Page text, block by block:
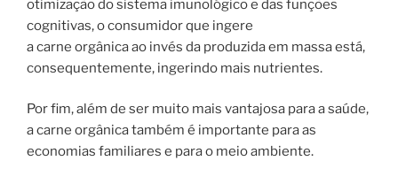
otimização do sistema imunológico e das funções
cognitivas, o consumidor que ingere
a carne orgânica ao invés da produzida em massa está,
consequentemente, ingerindo mais nutrientes.
Por fim, além de ser muito mais vantajosa para a saúde,
a carne orgânica também é importante para as
economias familiares e para o meio ambiente.